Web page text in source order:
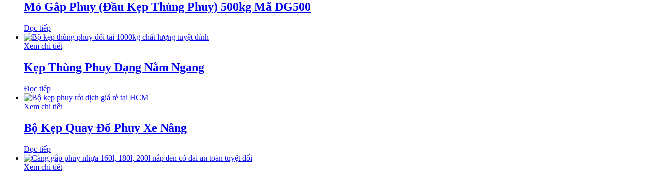
Mỏ Gắp Phuy (Đầu Kẹp Thùng Phuy) 500kg Mã DG500
Đọc tiếp
Xem chi tiết
Kẹp Thùng Phuy Dạng Nằm Ngang
Đọc tiếp
Xem chi tiết
Bộ Kẹp Quay Đổ Phuy Xe Nâng
Đọc tiếp
Xem chi tiết